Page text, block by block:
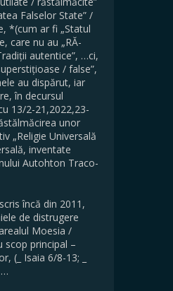
Falselor State” /
*(cum ar fi „Statul
care nu au „RĂ-
autentice”, …ci,
/ false”,
au dispărut, iar
în decursul
13/2-21,2022,23-
unor
„Religie Universală
inventate
Autohton Traco-
încă din 2011,
de distrugere
Moesia /
scop principal –
(_ Isaia 6/8-13; _